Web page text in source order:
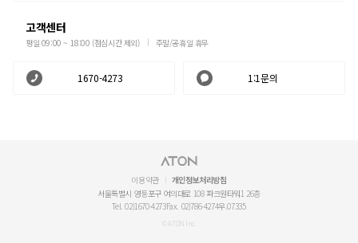
고객센터
평일 09:00 ~ 18:00 (점심시간 제외) 주말/공휴일 휴무
1670-4273 1:1문의
이용약관
개인정보처리방침
서울특별시 영등포구 여의대로 108 파크원타워1 26층
Tel. 02)1670-4273Fax. 02)786-4274우.07335
© ATON Inc.